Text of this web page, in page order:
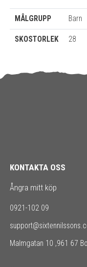
MÅLGRUPP Barn
SKOSTORLEK 28
KONTAKTA OSS
Ångra mitt köp
0921-102 09
Malmgatan 10 ,961 67